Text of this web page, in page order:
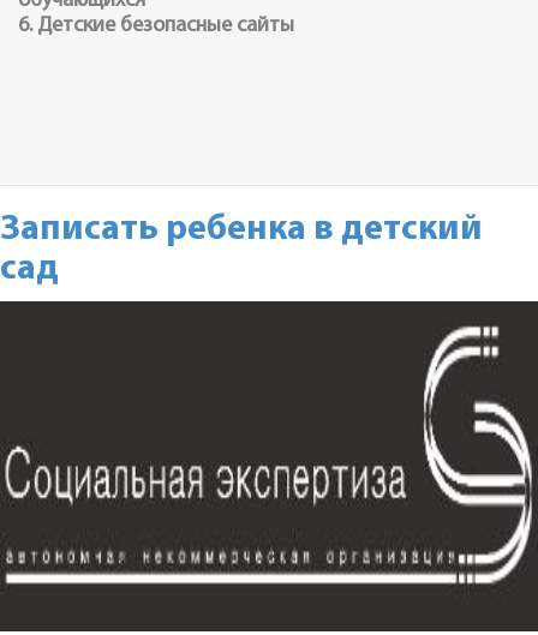
6. Детские безопасные сайты
Записать ребенка в детский
сад